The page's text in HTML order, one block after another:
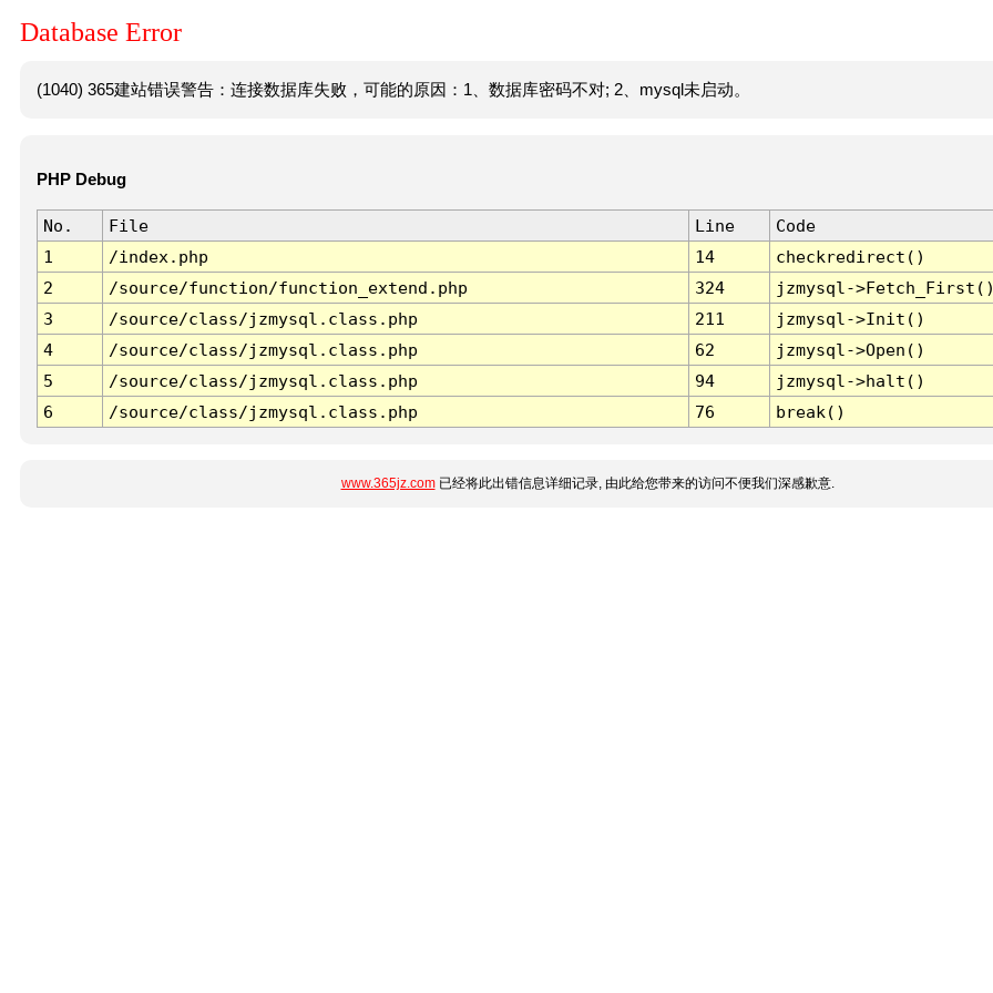
Database Error
(1040) 365建站错误警告：连接数据库失败，可能的原因：1、数据库密码不对; 2、mysql未启动。
PHP Debug
No. File Line
Code
1
/index.php 14
checkredirect()
2
/source/function/function_extend.php 324
jzmysql-
3
/source/class/jzmysql.class.php 211
jzmysql->Init()
4
/source/class/jzmysql.class.php 62
jzmysql->Open()
5
/source/class/jzmysql.class.php 94
jzmysql->halt()
6
/source/class/jzmysql.class.php 76 break()
www.365jz.com已经将此出错信息详细记录, 由此给您带来的访问不便我们深感歉意.